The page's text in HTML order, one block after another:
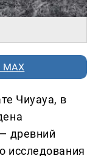
MAX
Чиуауа, в
древний
исследования